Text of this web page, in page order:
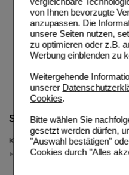
von Ihnen bevorzugte
anzupassen. Die
unsere Seiten nutzen,
zu optimieren oder z.B.
Werbung einblenden zu
Weitergehende
unserer
Cookies.
Bitte wählen Sie
gesetzt werden dürfen,
"Auswahl bestätigen"
Cookies durch "Alles
Suche verfeinern
Kategorien
Reiseapotheke